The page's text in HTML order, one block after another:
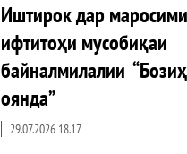
Иштирок дар маросими
ифтитоҳи мусобиқаи
байналмилалии
оянда”
29.07.2026 18.17